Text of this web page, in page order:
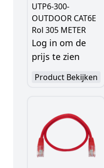
UTP6-300-
OUTDOOR CAT6E
Rol 305 METER
Log in om de
prijs te zien
Product Bekijken